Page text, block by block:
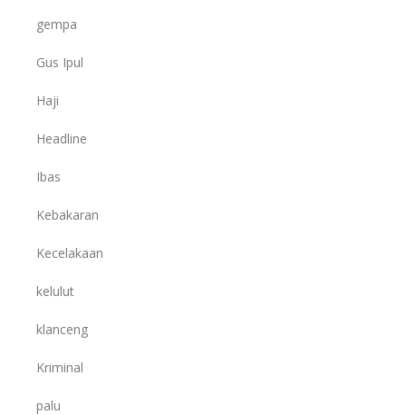
gempa
Gus Ipul
Haji
Headline
Ibas
Kebakaran
Kecelakaan
kelulut
klanceng
Kriminal
palu